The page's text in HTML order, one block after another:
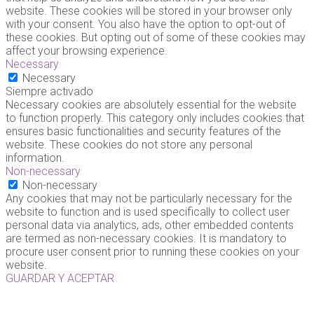
website. These cookies will be stored in your browser only
with your consent. You also have the option to opt-out of
these cookies. But opting out of some of these cookies may
affect your browsing experience.
Necessary
Necessary
Siempre activado
Necessary cookies are absolutely essential for the website
to function properly. This category only includes cookies that
ensures basic functionalities and security features of the
website. These cookies do not store any personal
information.
Non-necessary
Non-necessary
Any cookies that may not be particularly necessary for the
website to function and is used specifically to collect user
personal data via analytics, ads, other embedded contents
are termed as non-necessary cookies. It is mandatory to
procure user consent prior to running these cookies on your
website.
GUARDAR Y ACEPTAR